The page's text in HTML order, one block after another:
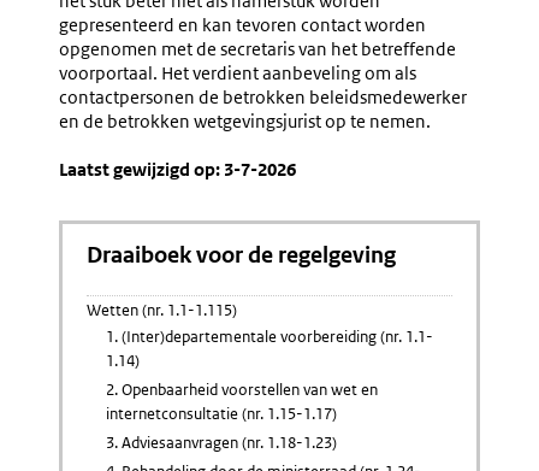
gepresenteerd en kan tevoren contact worden
opgenomen met de secretaris van het betreffende
voorportaal. Het verdient aanbeveling om als
contactpersonen de betrokken beleidsmedewerker
en de betrokken wetgevingsjurist op te nemen.
Laatst gewijzigd op: 3-7-2026
Draaiboek voor de regelgeving
Wetten (nr. 1.1-1.115)
1. (Inter)departementale voorbereiding (nr. 1.1-
1.14)
2. Openbaarheid voorstellen van wet en
internetconsultatie (nr. 1.15-1.17)
3. Adviesaanvragen (nr. 1.18-1.23)